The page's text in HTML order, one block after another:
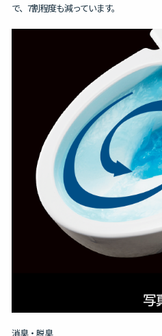
で、7割程度も減っています。
消臭・脱臭